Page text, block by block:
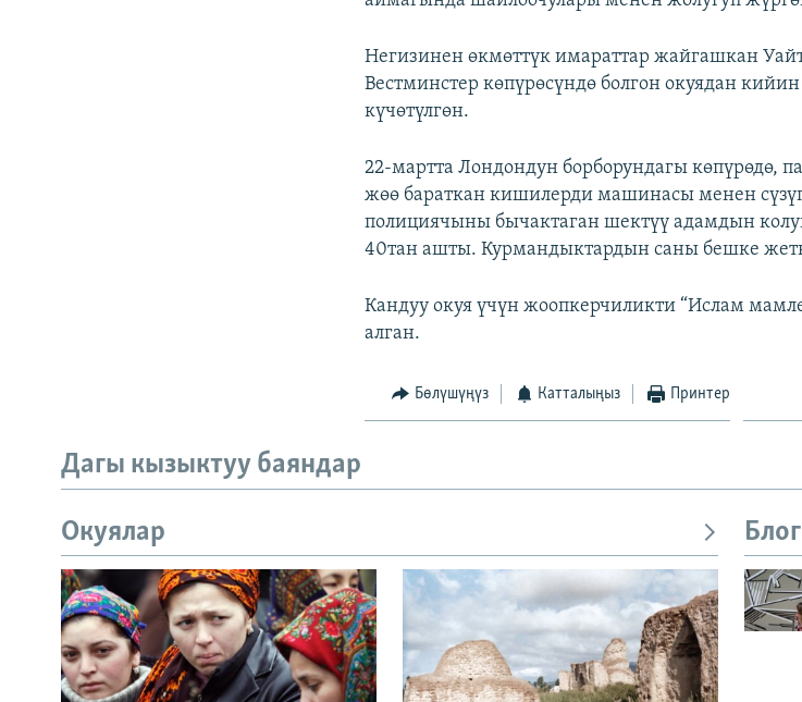
Негизинен өкмөттүк имараттар жайгашкан
Вестминстер көпүрөсүндө болгон окуядан
күчөтүлгөн.
22-мартта Лондондун борборундагы көпүрөдө,
жөө бараткан кишилерди машинасы менен
полициячыны бычактаган шектүү адамдын
40тан ашты. Курмандыктардын саны бешке
Кандуу окуя үчүн жоопкерчиликти “Ислам
алган.
Бөлүшүңүз Катталыңыз Принтер
Дагы кызыктуу баяндар
Окуялар